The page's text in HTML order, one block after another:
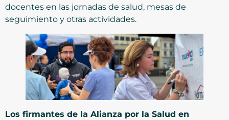
docentes en las jornadas de salud, mesas de
seguimiento y otras actividades.
Los firmantes de la Alianza por la Salud en